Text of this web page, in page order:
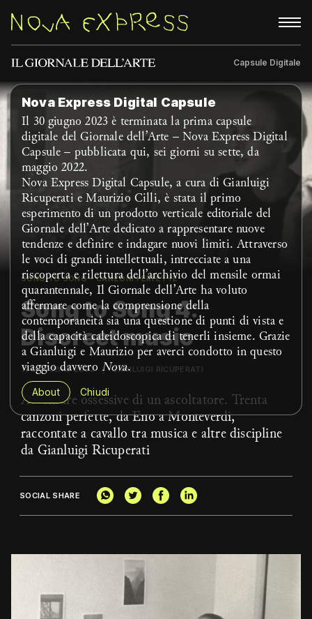
Rubriche About Capsule Digitale
Nova Express Digital Capsule
Il 30 giugno 2023 è terminata la prima capsule
digitale del Giornale dell’Arte – Nova Express Digital
Capsule – pubblicata qui, sei giorni su sette, da
maggio 2022.
Nova Express Digital Capsule, a cura di Gianluigi
Ricuperati e Maurizio Cilli, è stata il primo
esperimento di un prodotto verticale editoriale del
Giornale dell’Arte dedicato a rappresentare nuove
tendenze e definire e indagare nuovi limiti. Attraverso
le voci di grandi intellettuali, intrecciate a una
riscoperta e rilettura dell’archivio del mensile ormai
quarantennale, Il Giornale dell’Arte ha voluto
affermare come la comprensione della
contemporaneità sia una questione di punti di vista e
della capacità caleidoscopica di tenerli insieme. Grazie
a Gianluigi e Maurizio per averci condotto in questo
viaggio davvero Nova.
About Chiudi
SONG TO SONG - CANZONI PERFETTE
Song to Song 4:
Discreet music
11 OTTOBRE 2022 GIANLUIGI RICUPERATI
Avventure ossessive di un ascoltatore. Trenta
canzoni perfette, da Eno a Monteverdi,
raccontate a cavallo tra musica e altre discipline
da Gianluigi Ricuperati
SOCIAL SHARE